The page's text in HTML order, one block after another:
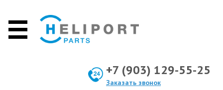
+7 (903) 129-55-25
Заказать звонок